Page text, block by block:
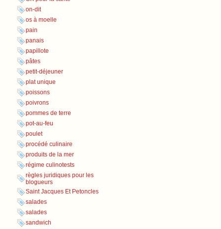
on-dit
os à moelle
pain
panais
papillote
pâtes
petit-déjeuner
plat unique
poissons
poivrons
pommes de terre
pot-au-feu
poulet
procédé culinaire
produits de la mer
régime culinotests
règles juridiques pour les
blogueurs
Saint Jacques Et Petoncles
salades
salades
sandwich